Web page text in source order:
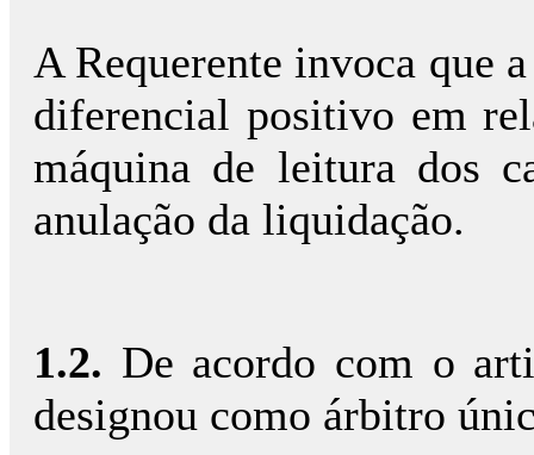
A Requerente invoca que
diferencial positivo em
máquina de leitura dos
anulação da liquidação.
1.2. De acordo com o
designou como árbitro